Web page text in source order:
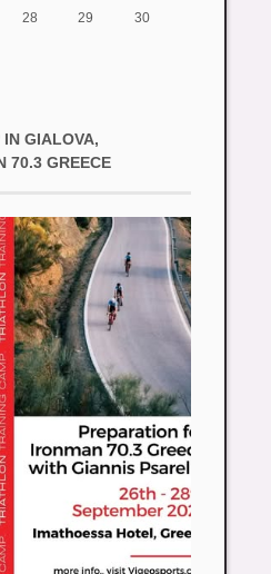
28 29
30
GIALOVA,
70.3 GREECE